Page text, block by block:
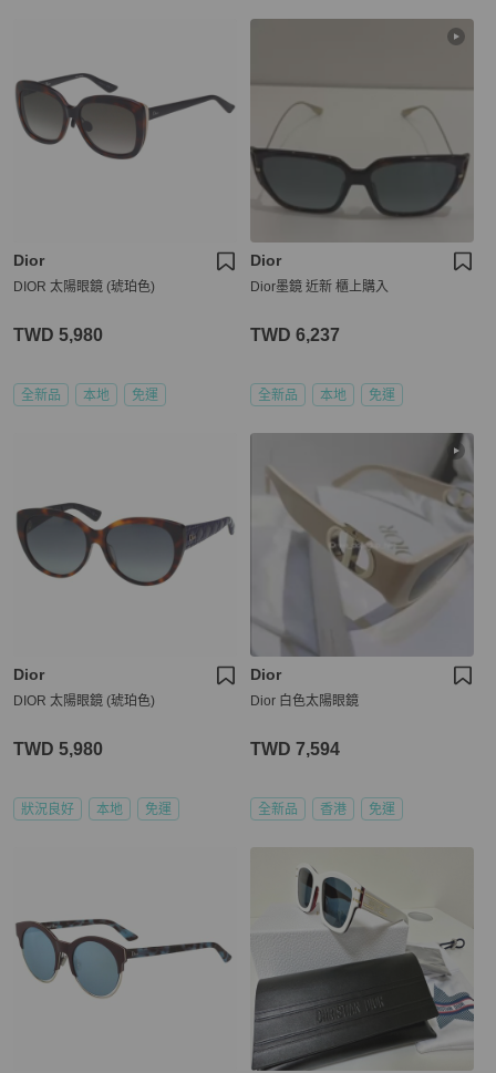
Dior
DIOR 太陽眼鏡 (琥珀色)
TWD 5,980
全新品 本地 免運
Dior
Dior墨鏡 近新 櫃上購入
TWD 6,237
全新品 本地 免運
Dior
DIOR 太陽眼鏡 (琥珀色)
TWD 5,980
狀況良好 本地 免運
Dior
Dior 白色太陽眼鏡
TWD 7,594
全新品 香港 免運